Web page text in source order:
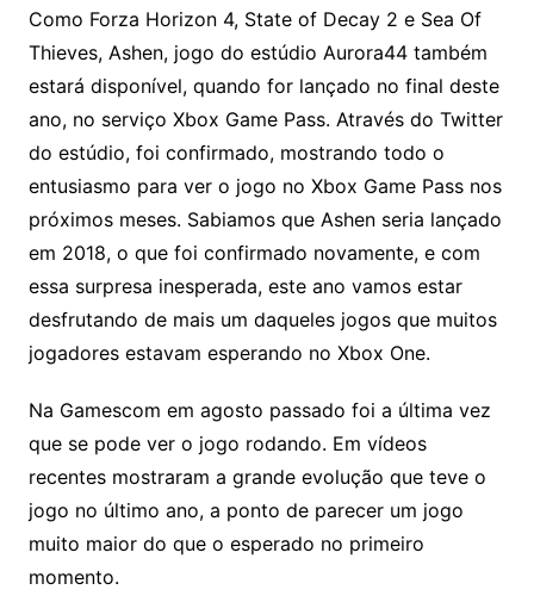
Como Forza Horizon 4, State of Decay 2 e Sea Of
Thieves, Ashen, jogo do estúdio Aurora44 também
estará disponível, quando for lançado no final deste
ano, no serviço Xbox Game Pass. Através do Twitter
do estúdio, foi confirmado, mostrando todo o
entusiasmo para ver o jogo no Xbox Game Pass nos
próximos meses. Sabiamos que Ashen seria lançado
em 2018, o que foi confirmado novamente, e com
essa surpresa inesperada, este ano vamos estar
desfrutando de mais um daqueles jogos que muitos
jogadores estavam esperando no Xbox One.
Na Gamescom em agosto passado foi a última vez
que se pode ver o jogo rodando. Em vídeos
recentes mostraram a grande evolução que teve o
jogo no último ano, a ponto de parecer um jogo
muito maior do que o esperado no primeiro
momento.